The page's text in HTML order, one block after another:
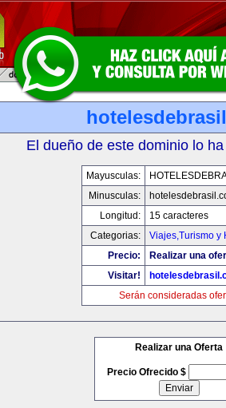
El dueño de este dominio lo
Mayusculas:
Minusculas:
Longitud:
15 caracteres
Categorias:
Viajes,Turismo y
Precio:
Realizar una
Visitar!
Serán consideradas
Realizar una Oferta
Precio Ofrecido $